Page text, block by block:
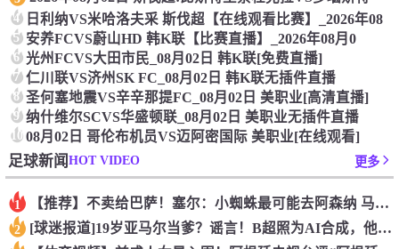
4 日利纳VS米哈洛夫采 斯伐超【在线观看比赛】_2026年08
5 安养FCVS蔚山HD 韩K联【比赛直播】_2026年08月0
6 光州FCVS大田市民_08月02日 韩K联[免费直播]
7 仁川联VS济州SK FC_08月02日 韩K联无插件直播
8 圣何塞地震VS辛辛那提FC_08月02日 美职业[高清直播]
9 纳什维尔SCVS华盛顿联_08月02日 美职业无插件直播
1008月02日 哥伦布机员VS迈阿密国际 美职业[在线观看]
足球新闻HOT VIDEO 更多
1 【推荐】不卖给巴萨！塞尔：小蜘蛛最可能去阿森纳 马竞能得到约
2 [球迷报道]19岁亚马尔当爹？谣言！B超照为AI合成，他和女